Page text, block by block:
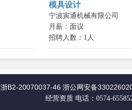
模具设计
宁波寅通机械有限公司
月薪：面议
招聘人数：1人
浙B2-20070037-46 浙公网安备
经营资质 电话：0574-